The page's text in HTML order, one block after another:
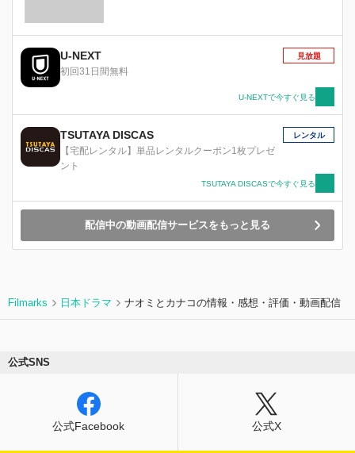
U-NEXT
初回31日間無料
見放題
U-NEXTで今すぐ見る
TSUTAYA DISCAS
【宅配レンタル】単品レンタルクーポン1枚プレゼ
ント
レンタル
TSUTAYA DISCASで今すぐ見る
配信中の動画配信サービスをもっと見る
Filmarks 日本ドラマ ナオミとカナコの情報・感想・評価・動画配信
公式SNS
公式Facebook 公式X